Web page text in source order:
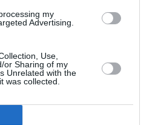
my
Advertising.
Use,
or Sharing of my
Unrelated with the
was collected.